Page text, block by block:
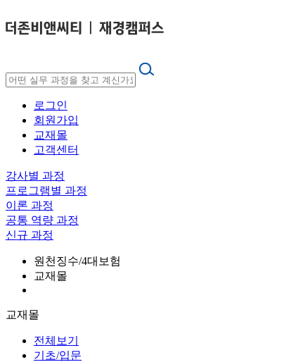
로그인
회원가입
교재몰
고객센터
강사별 과정
프로그램별 과정
이론 과정
공통 역량 과정
신규 과정
원천징수/4대보험
교재몰
교재몰
전체보기
기초/입문